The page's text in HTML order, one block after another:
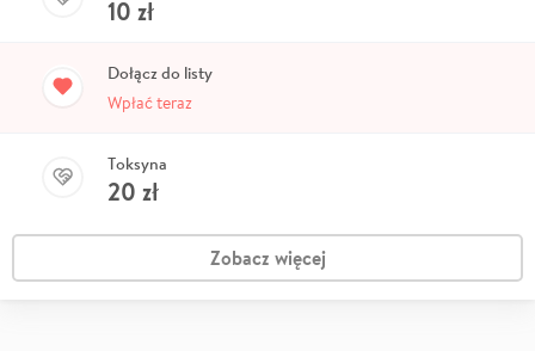
10 zł
Dołącz do listy
Wpłać teraz
Toksyna
20 zł
Zobacz więcej